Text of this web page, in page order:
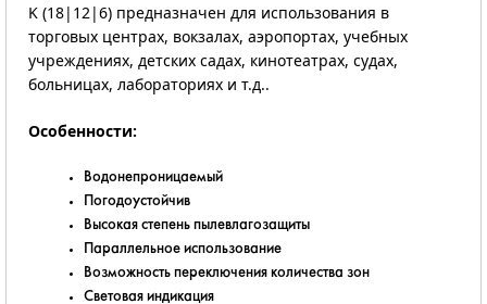
K (18|12|6) предназначен для использования в
торговых центрах, вокзалах, аэропортах, учебных
учреждениях, детских садах, кинотеатрах, судах,
больницах, лабораториях и т.д..
Особенности:
Водонепроницаемый
Погодоустойчив
Высокая степень пылевлагозащиты
Параллельное использование
Возможность переключения количества зон
Световая индикация